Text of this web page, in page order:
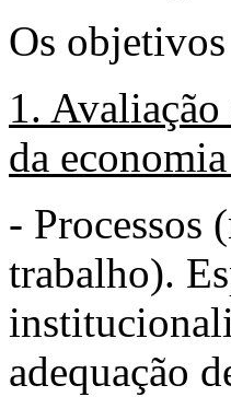
Os
1.
da
- Processos
trabalho).
adequação